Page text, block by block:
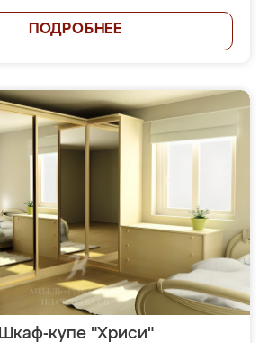
ПОДРОБНЕЕ
Шкаф-купе "Хриси"